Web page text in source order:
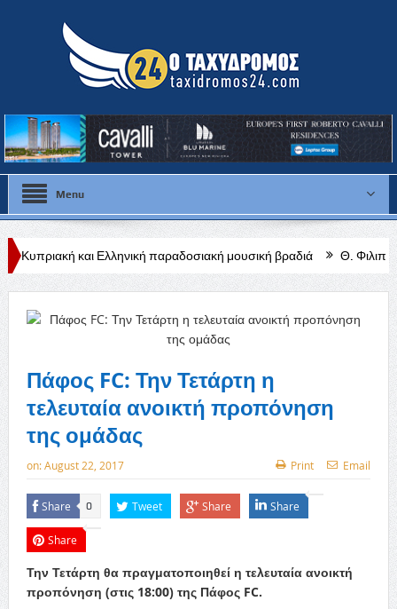
Menu
παραδοσιακή μουσική βραδιά Θ. Φιλιππίδης: Από τις
Πάφος FC: Την Τετάρτη η
τελευταία ανοικτή προπόνηση
της ομάδας
on:August 22, 2017 Print Email
Share 0 Tweet Share Share
Share
Την Τετάρτη θα πραγματοποιηθεί η τελευταία ανοικτή
προπόνηση (στις 18:00) της Πάφος FC.